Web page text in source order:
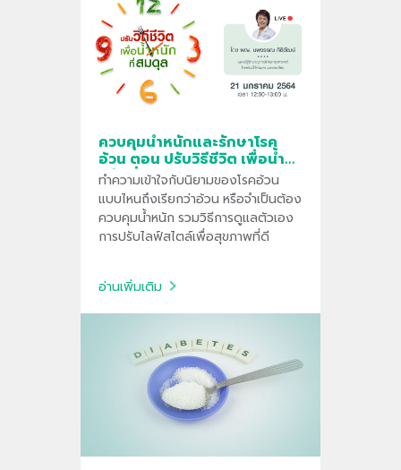
ควบคุมน้ำหนักและรักษาโรค
อ้วน ตอน ปรับวิธีชีวิต เพื่อน้ำ
หนักที่สมดุล
ทำความเข้าใจกับนิยามของโรคอ้วน
แบบไหนถึงเรียกว่าอ้วน หรือจำเป็นต้อง
ควบคุมน้ำหนัก รวมวิธีการดูแลตัวเอง
การปรับไลฟ์สไตล์เพื่อสุขภาพที่ดี
อ่านเพิ่มเติม